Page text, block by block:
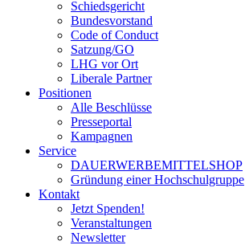
Schiedsgericht
Bundesvorstand
Code of Conduct
Satzung/GO
LHG vor Ort
Liberale Partner
Positionen
Alle Beschlüsse
Presseportal
Kampagnen
Service
DAUERWERBEMITTELSHOP
Gründung einer Hochschulgruppe
Kontakt
Jetzt Spenden!
Veranstaltungen
Newsletter